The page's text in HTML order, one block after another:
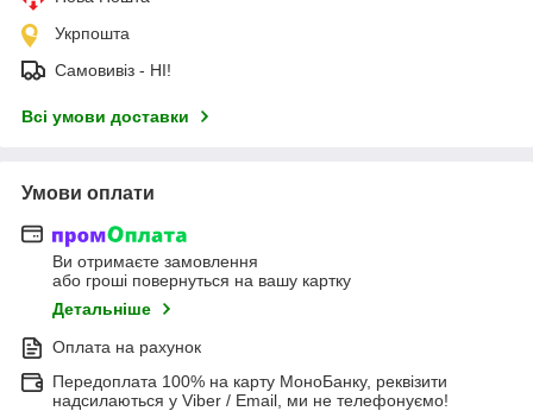
Укрпошта
Самовивіз - НІ!
Всі умови доставки
Умови оплати
Ви отримаєте замовлення
або гроші повернуться на вашу картку
Детальніше
Оплата на рахунок
Передоплата 100% на карту МоноБанку, реквізити
надсилаються у Viber / Email, ми не телефонуємо!